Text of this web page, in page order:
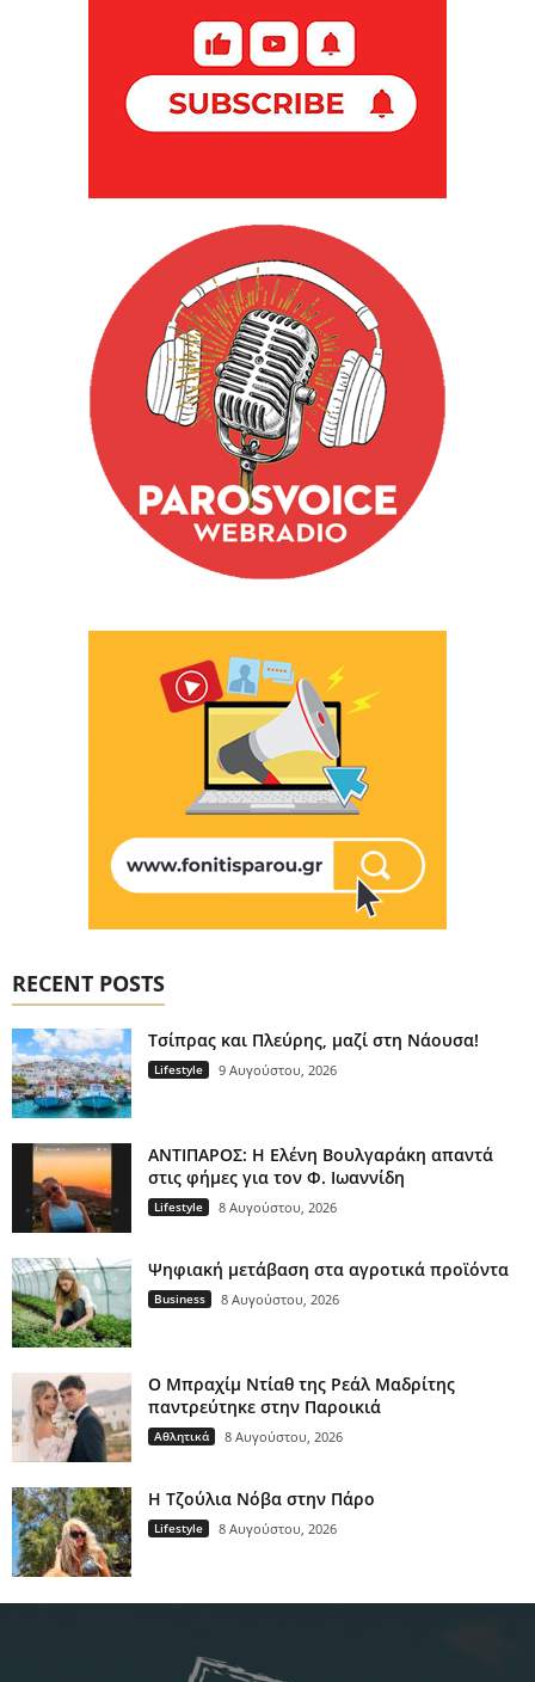
RECENT POSTS
Τσίπρας και Πλεύρης, μαζί στη Νάουσα!
Lifestyle 9 Αυγούστου, 2026
ΑΝΤΙΠΑΡΟΣ: Η Ελένη Βουλγαράκη απαντά
στις φήμες για τον Φ. Ιωαννίδη
Lifestyle 8 Αυγούστου, 2026
Ψηφιακή μετάβαση στα αγροτικά προϊόντα
Business 8 Αυγούστου, 2026
Ο Μπραχίμ Ντίαθ της Ρεάλ Μαδρίτης
παντρεύτηκε στην Παροικιά
Αθλητικά 8 Αυγούστου, 2026
H Τζούλια Νόβα στην Πάρο
Lifestyle 8 Αυγούστου, 2026